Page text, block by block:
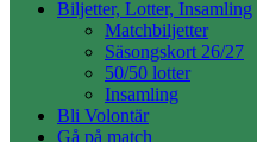
Biljetter, Lotter, Insamling
Matchbiljetter
Säsongskort 26/27
50/50 lotter
Insamling
Bli Volontär
Gå på match